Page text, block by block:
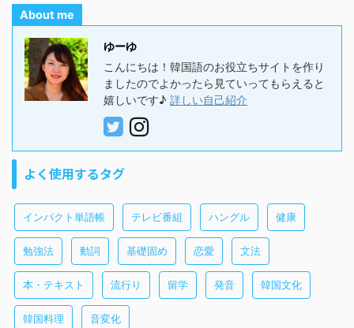
About me
ゆーゆ
こんにちは！韓国語のお役立ちサイトを作り
ましたのでよかったら見ていってもらえると
嬉しいです♪ 詳しい自己紹介
よく使用するタグ
インパクト単語帳 テレビ番組 ハングル 健康
勉強法 動詞 基礎固め 恋愛 文法
本・テキスト 流行り 留学 発音 韓国文化
韓国料理 音変化